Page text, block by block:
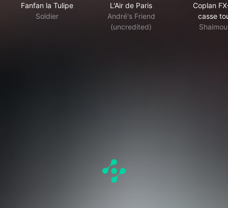
Fanfan la Tulipe
Soldier
L'Air de Paris
André's Friend
(uncredited)
Coplan
casse